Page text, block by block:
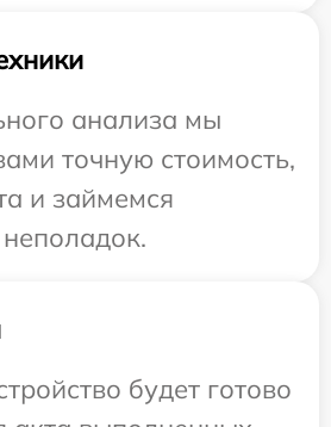
анализа мы
точную стоимость,
и займемся
будет готово